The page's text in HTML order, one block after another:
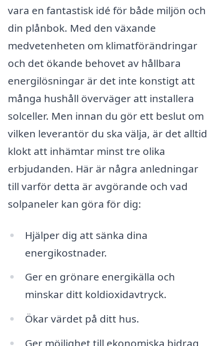
vara en fantastisk idé för både miljön och
din plånbok. Med den växande
medvetenheten om klimatförändringar
och det ökande behovet av hållbara
energilösningar är det inte konstigt att
många hushåll överväger att installera
solceller. Men innan du gör ett beslut om
vilken leverantör du ska välja, är det alltid
klokt att inhämtar minst tre olika
erbjudanden. Här är några anledningar
till varför detta är avgörande och vad
solpaneler kan göra för dig:
Hjälper dig att sänka dina
energikostnader.
Ger en grönare energikälla och
minskar ditt koldioxidavtryck.
Ökar värdet på ditt hus.
Ger möjlighet till ekonomiska bidrag